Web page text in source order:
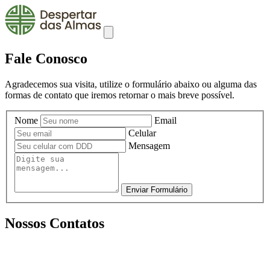
Fale Conosco
Agradecemos sua visita, utilize o formulário abaixo ou alguma das
formas de contato que iremos retornar o mais breve possível.
Nome
Email
Celular
Mensagem
Enviar Formulário
Nossos Contatos